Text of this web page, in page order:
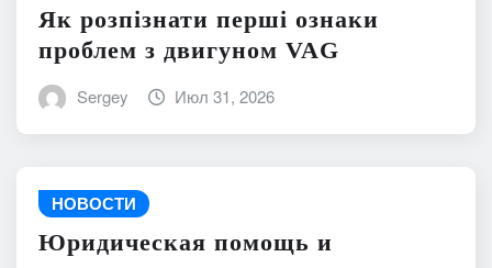
Як розпізнати перші ознаки
проблем з двигуном VAG
Sergey Июл 31, 2026
НОВОСТИ
Юридическая помощь и